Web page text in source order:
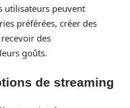
utilisateurs peuvent
préférées, créer des
des
goûts.
de streaming